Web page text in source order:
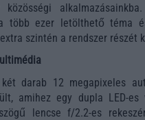
közösségi
több ezer letölthető téma
szintén a rendszer részét
darab 12 megapixeles
amihez egy dupla LED-
lencse f/2.2-es